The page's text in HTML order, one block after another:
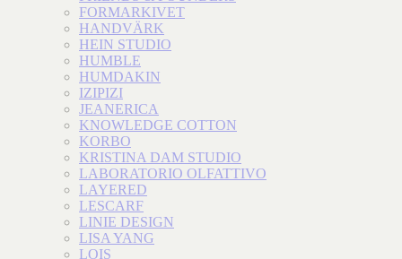
FORMARKIVET
HANDVÄRK
HEIN STUDIO
HUMBLE
HUMDAKIN
IZIPIZI
JEANERICA
KNOWLEDGE COTTON
KORBO
KRISTINA DAM STUDIO
LABORATORIO OLFATTIVO
LAYERED
LESCARF
LINIE DESIGN
LISA YANG
LOIS